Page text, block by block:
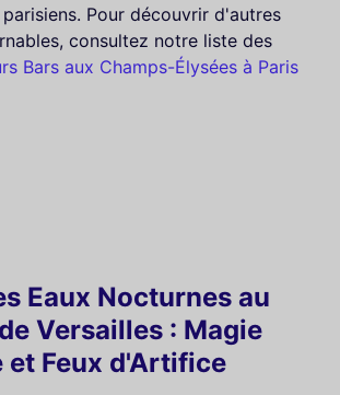
Pour découvrir d'autres
consultez notre liste des
Bars aux Champs-Élysées à Paris
Eaux Nocturnes au
Versailles : Magie
et Feux d'Artifice